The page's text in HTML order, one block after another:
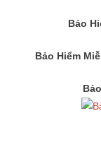
Bảo
Bảo Hiểm